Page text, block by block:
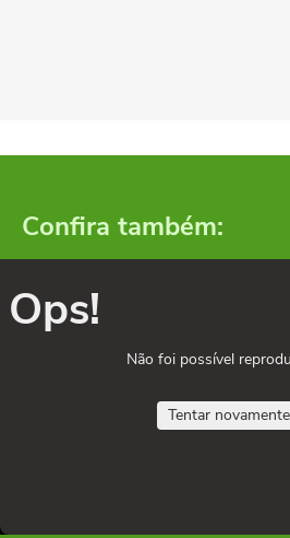
Confira também:
Ops!
Não foi possível
Tentar novamente